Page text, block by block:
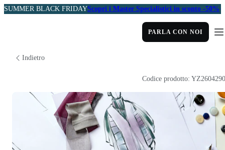
SUMMER BLACK FRIDAYScopri i Master Specialistici in sconto -50%
PARLA CON NOI
Indietro
Codice prodotto: